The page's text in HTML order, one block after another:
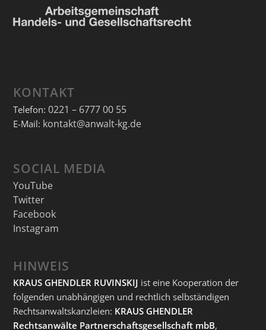
KONTAKT
Telefon: 0221 – 6777 00 55
E-Mail: kontakt@anwalt-kg.de
SOCIAL MEDIA
YouTube
Twitter
Facebook
Instagram
HINWEIS
KRAUS GHENDLER RUVINSKIJ ist eine Kooperation der
folgenden unabhängigen und rechtlich selbständigen
Rechtsanwaltskanzleien: KRAUS GHENDLER
Rechtsanwälte Partnerschaftsgesellschaft mbB,